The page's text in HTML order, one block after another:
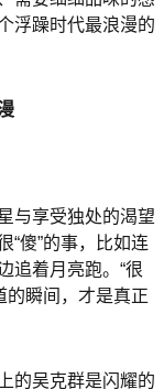
浮躁时代最浪漫的
与享受独处的渴望
“傻”的事，比如连
追着月亮跑。“很
的瞬间，才是真正
的吴克群是闪耀的